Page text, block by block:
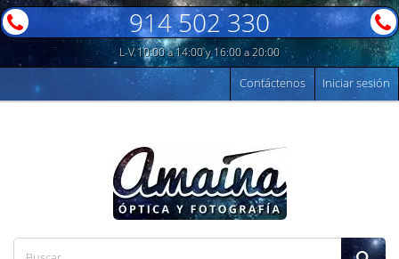
914 502 330
L-V 10:00 a 14:00 y 16:00 a 20:00
Iniciar sesión
Contáctenos